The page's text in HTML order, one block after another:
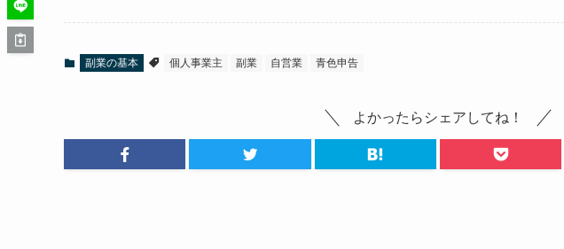
副業の基本 個人事業主 副業 自営業 青色申告
よかったらシェアしてね！